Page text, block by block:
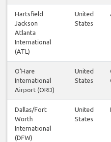
Hartsfield
Jackson
Atlanta
International
(ATL)
United
States
O'Hare
International
Airport (ORD)
United
States
Dallas/Fort
Worth
International
(DFW)
United
States